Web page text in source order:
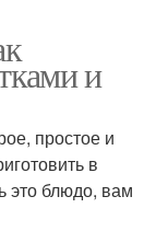
и
простое и
в
это блюдо, вам